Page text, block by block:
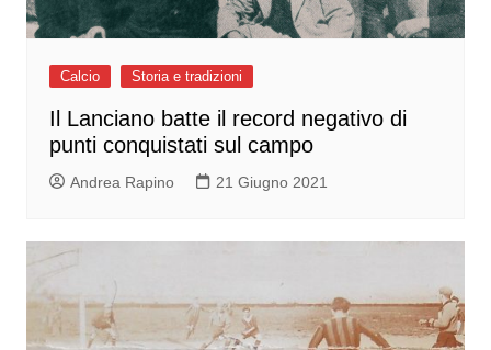
Calcio Storia e tradizioni
Il Lanciano batte il record negativo di
punti conquistati sul campo
Andrea Rapino 21 Giugno 2021